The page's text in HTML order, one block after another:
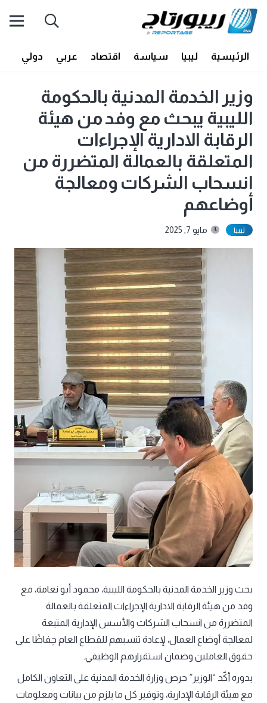
الرئيسية ليبيا سياسة اقتصاد عربي دولي
وزير الخدمة المدنية بالحكومة
الليبية يبحث مع وفد من هيئة
الرقابة الادارية الإجراءات
المتعلقة بالعمالة المتضررة من
انسحاب الشركات ومعالجة
أوضاعهم
ليبيا مايو 7, 2025
بحث وزير الخدمة المدنية بالحكومة الليبية، محمود أبو نعامة، مع
وفد من هيئة الرقابة الادارية الإجراءات المتعلقة بالعمالة
المتضررة من انسحاب الشركات والأسس الإدارية المتبعة
لمعالجة أوضاع العمال، لإعادة تنسبهم للقطاع العام حِفاظًا على
حقوق العاملين وضمان استقرارهم الوظيفي.
بدوره أكّد “الوزير” حرص وزارة الخدمة المدنية على التعاون الكامل
مع هيئة الرقابة الإدارية، وتوفير كل ما يلزم من بيانات ومعلومات